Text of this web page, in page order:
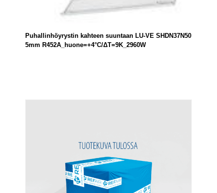
Puhallinhöyrystin kahteen suuntaan LU-VE SHDN37N50
5mm R452A_huone=+4°C/ΔT=9K_2960W